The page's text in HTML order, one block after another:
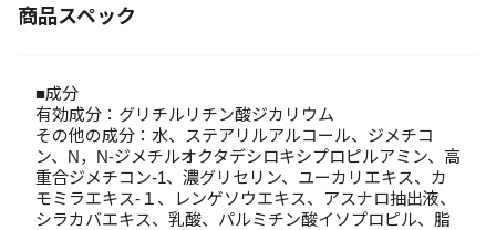
商品スペック
■成分
有効成分：グリチルリチン酸ジカリウム
その他の成分：水、ステアリルアルコール、ジメチコ
ン、N，N-ジメチルオクタデシロキシプロピルアミン、高
重合ジメチコン-1、濃グリセリン、ユーカリエキス、カ
モミラエキス-１、レンゲソウエキス、アスナロ抽出液、
シラカバエキス、乳酸、パルミチン酸イソプロピル、脂